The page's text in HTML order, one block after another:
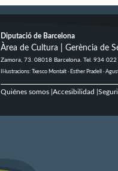
Diputació de Barcelona
Àrea de Cultura | Gerència de
Zamora, 73. 08018 Barcelona. Tel. 934 022
Il·lustracions: Txesco Montalt · Esther Pradell ·
Quiénes somos| Accesibilidad